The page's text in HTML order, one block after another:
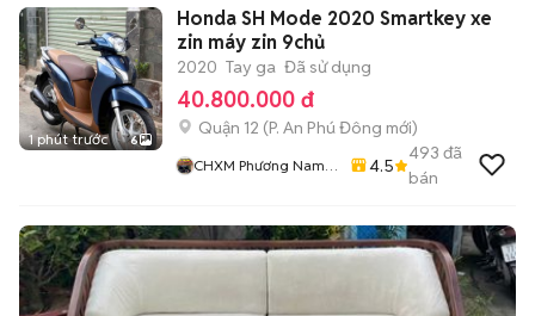
1 phút trước 6
Honda SH Mode 2020 Smartkey xe
zin máy zin 9chủ
2020 Tay ga Đã sử dụng
40.800.000 đ
Quận 12 (P. An Phú Đông mới)
CHXM Phương Nam
4.5
493 đã
bán